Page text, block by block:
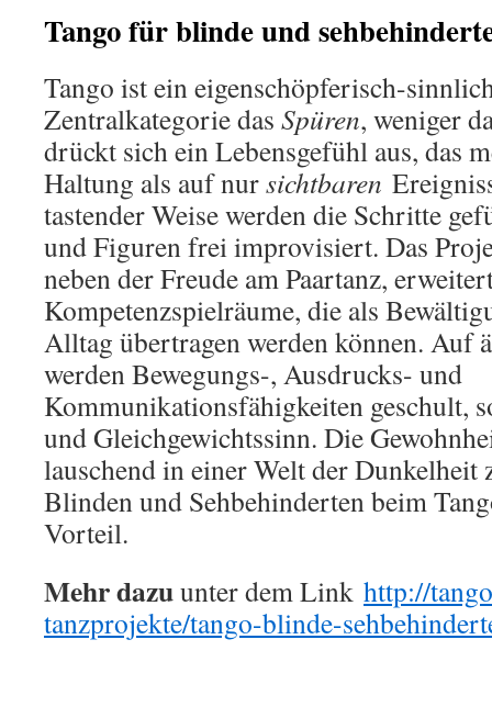
Tango für blinde und
Tango ist ein eigenschöpferisch-
Zentralkategorie das Spüren, weniger
drückt sich ein Lebensgefühl aus, das
Haltung als auf nursichtbaren
tastender Weise werden die Schritte
und Figuren frei improvisiert. Das
neben der Freude am Paartanz,
Kompetenzspielräume, die als
Alltag übertragen werden können. Auf
werden Bewegungs-, Ausdrucks- und
Kommunikationsfähigkeiten
und Gleichgewichtssinn. Die
lauschend in einer Welt der Dunkelheit
Blinden und Sehbehinderten beim
Vorteil.
Mehr dazuunter dem Link http://
tanzprojekte/tango-blinde-